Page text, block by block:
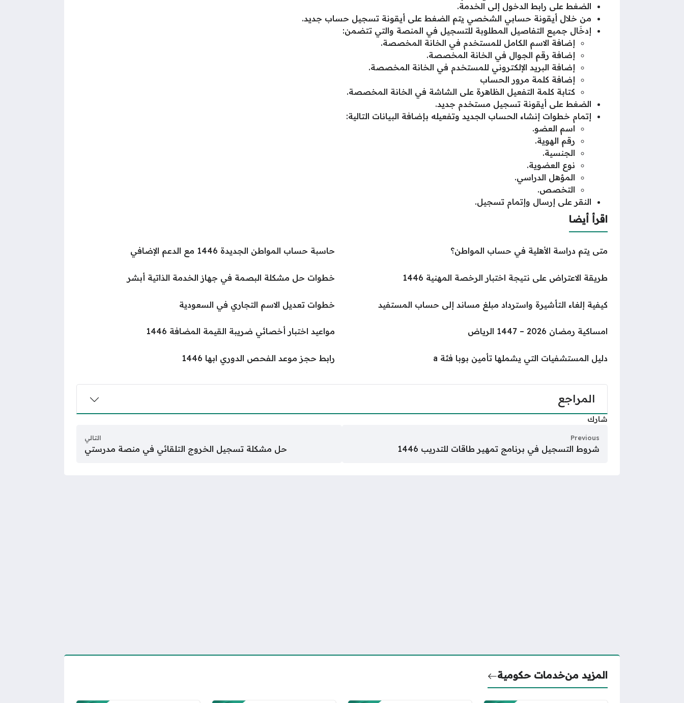
الضغط على رابط الدخول إلى الخدمة.
من خلال أيقونة حسابي الشخصي يتم الضغط على أيقونة تسجيل حساب جديد.
إدخَال جميع التفاصيل المطلوبة للتسجيل في المنصة والتي تتضمن:
إضافة الاسم الكامل للمستخدم في الخانة المخصصة.
إضافة رقم الجوال في الخانة المخصصة.
إضافة البريد الإلكتروني للمستخدم في الخانة المخصصة.
إضافة كلمة مرور الحساب
كتابة كلمة التفعيل الظاهرة على الشاشة في الخانة المخصصة.
الضغط على أيقونة تسجيل مستخدم جديد.
إتمام خطوات إنشاء الحساب الجديد وتفعيله بإضافة البيانات التالية:
اسم العضو.
رقم الهوية.
الجنسية.
نوع العضوية.
المؤهل الدراسي.
التخصص.
النقر على إرسال وإتمام تسجيل.
اقرأ أيضا
متى يتم دراسة الأهلية في حساب المواطن؟ حاسبة حساب المواطن الجديدة 1446 مع الدعم الإضافي
طريقة الاعتراض على نتيجة اختبار الرخصة المهنية 1446 خطوات حل مشكلة البصمة في جهاز الخدمة الذاتية أبشر
كيفية إلغاء التأشيرة واسترداد مبلغ مساند إلى حساب المستفيد خطوات تعديل الاسم التجاري في السعودية
امساكية رمضان 2026 – 1447 الرياض مواعيد اختبار أخصائي ضريبة القيمة المضافة 1446
دليل المستشفيات التي يشملها تأمين بوبا فئة a رابط حجز موعد الفحص الدوري ابها 1446
المراجع
شارك
Previous
شروط التسجيل في برنامج تمهير طاقات للتدريب 1446
التالي
حل مشكلة تسجيل الخروج التلقائي في منصة مدرستي
المزيد منخدمات حكومية